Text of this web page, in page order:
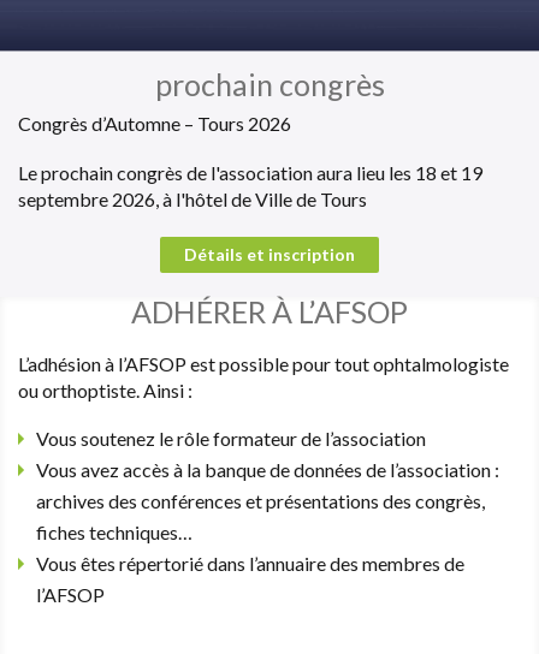
prochain congrès
Congrès d’Automne – Tours 2026
Le prochain congrès de l'association aura lieu les 18 et 19
septembre 2026, à l'hôtel de Ville de Tours
Détails et inscription
ADHÉRER À L’AFSOP
L’adhésion à l’AFSOP est possible pour tout ophtalmologiste
ou orthoptiste. Ainsi :
Vous soutenez le rôle formateur de l’association
Vous avez accès à la banque de données de l’association :
archives des conférences et présentations des congrès,
fiches techniques…
Vous êtes répertorié dans l’annuaire des membres de
l’AFSOP